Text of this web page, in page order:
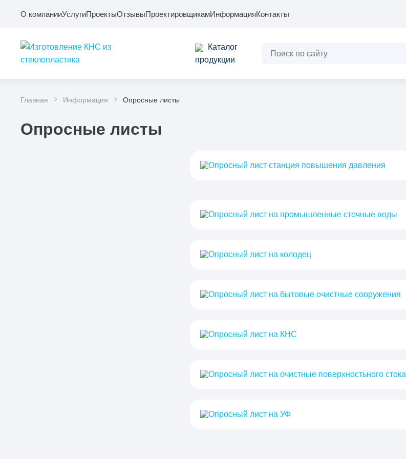
О компанииУслугиПроектыОтзывыПроектировщикамИнформацияКонтакты
Каталог
продукции
Главная Информация Опросные листы
Опросные листы
Опросный лист станция повышения давления
Опросный лист на промышленные сточные воды
Oпросный лист на колодец
Oпросный лист на бытовые очистные сооружения
Oпросный лист на КНС
Oпросный лист на очистные поверхностьного стока
Oпросный лист на УФ